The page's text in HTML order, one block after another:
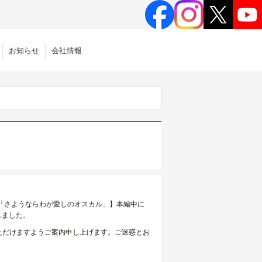
お知らせ 会社情報
ようならわが愛しのオスカル」】本編中に
した。
けますようご案内申し上げます。ご迷惑とお